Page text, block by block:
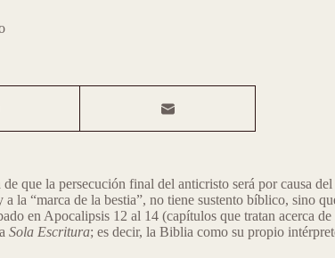
que la persecución final del anticristo será por causa del
“marca de la bestia”, no tiene sustento bíblico, sino
en Apocalipsis 12 al 14 (capítulos que tratan acerca
Sola Escritura; es decir, la Biblia como su propio